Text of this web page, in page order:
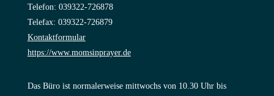
Telefon: 039322-726878
Telefax: 039322-726879
Kontaktformular
https://www.momsinprayer.de
Das Büro ist normalerweise mittwochs von 10.30 Uhr bis